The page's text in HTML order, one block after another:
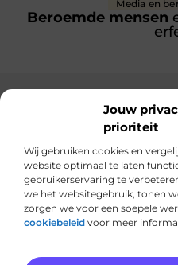
Jouw
prioriteit
Wij gebruiken cookies en
website optimaal te laten
gebruikerservaring te
we het websitegebruik, tonen
zorgen we voor een soepele
cookiebeleid voor meer
Media en
Beroemde mensen
Van alles wat,